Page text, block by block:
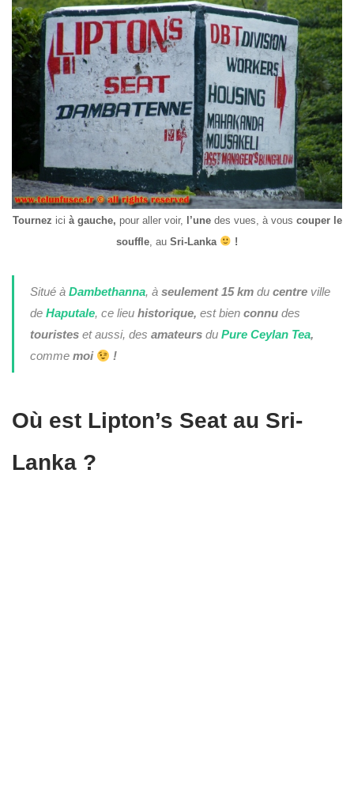
Tournez ici à gauche, pour aller voir, l’unedes vues, à vous couper le
souffle, au Sri-Lanka !
Situé à Dambethanna, à seulement 15 kmdu centreville
de Haputale, ce lieu historique, est bien connudes
touristeset aussi, des amateursdu Pure Ceylan Tea,
commemoi !
Où est Lipton’s Seat au Sri-
Lanka ?